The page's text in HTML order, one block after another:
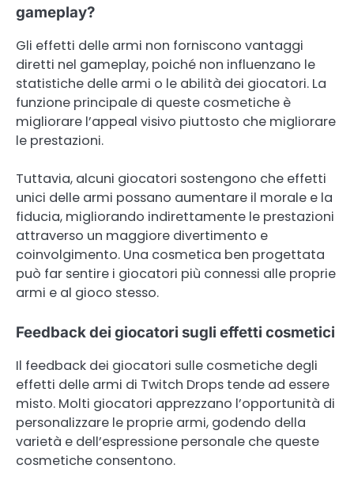
gameplay?
Gli effetti delle armi non forniscono vantaggi
diretti nel gameplay, poiché non influenzano le
statistiche delle armi o le abilità dei giocatori. La
funzione principale di queste cosmetiche è
migliorare l’appeal visivo piuttosto che migliorare
le prestazioni.
Tuttavia, alcuni giocatori sostengono che effetti
unici delle armi possano aumentare il morale e la
fiducia, migliorando indirettamente le prestazioni
attraverso un maggiore divertimento e
coinvolgimento. Una cosmetica ben progettata
può far sentire i giocatori più connessi alle proprie
armi e al gioco stesso.
Feedback dei giocatori sugli effetti cosmetici
Il feedback dei giocatori sulle cosmetiche degli
effetti delle armi di Twitch Drops tende ad essere
misto. Molti giocatori apprezzano l’opportunità di
personalizzare le proprie armi, godendo della
varietà e dell’espressione personale che queste
cosmetiche consentono.